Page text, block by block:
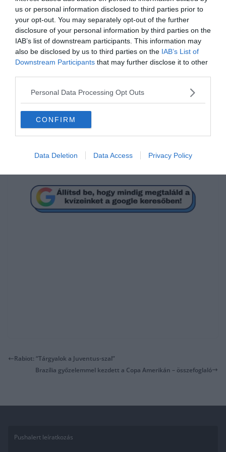
us or personal information disclosed to third parties prior to
your opt-out. You may separately opt-out of the further
disclosure of your personal information by third parties on the
IAB’s list of downstream participants. This information may
also be disclosed by us to third parties on the IAB’s List of
Downstream Participants that may further disclose it to other
Personal Data Processing Opt Outs
CONFIRM
Data Deletion Data Access Privacy Policy
érkezésére, aki magabiztosan teljesít nyomás alatt is. A védelem
tapasztalatlansága konkrétan a Dortmund bajnoki címébe került.
Tegnap még
Laurent Koscielny
nevét lehetett olvasni, így biztosra
vehető, hogy igazolnak hátvédet.
A nagy kérdés, hogy Hummels mit akar. Ő maga is elgondolkozott
már a váltáson, azonban Dortmundban bele kellene mennie egy
jelentősebb fizetéscsökkentésbe. Jelenleg Münchenben évi 12 millió
milliójával számít a legjobban fizetett játékosnak. A Bild szerint a
Frissítés: A német Sky Sport is megerősítette a híreket. Ők
egyenesen úgy fogalmaznak, hogy a játékos már egészen közel áll
Rabiot: “Tárgyalok a Juventus-szal”
Brazília győzelemmel kezdett a Copa Amerikán – összefoglaló
Pushalert leíratkozás